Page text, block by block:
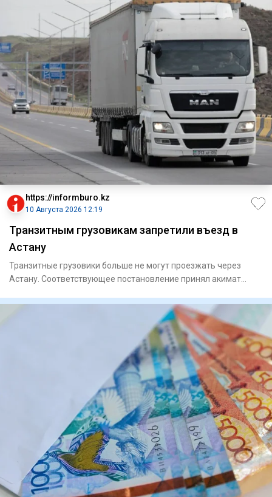
https://informburo.kz
10 Августа 2026 12:19
Транзитным грузовикам запретили въезд в
Астану
Транзитные грузовики больше не могут проезжать через
Астану. Соответствующее постановление принял акимат